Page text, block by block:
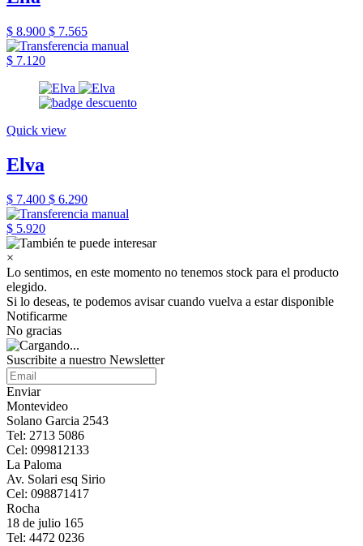
$ 8.900 $ 7.565
$ 7.120
Quick view
Elva
$ 7.400 $ 6.290
$ 5.920
×
Lo sentimos, en este momento no tenemos stock para el producto
elegido.
Si lo deseas, te podemos avisar cuando vuelva a estar disponible
Notificarme
No gracias
Suscribite a nuestro Newsletter
Enviar
Montevideo
Solano Garcia 2543
Tel: 2713 5086
Cel: 099812133
La Paloma
Av. Solari esq Sirio
Cel: 098871417
Rocha
18 de julio 165
Tel: 4472 0236